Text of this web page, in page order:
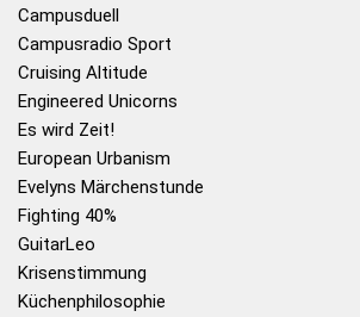
Campusduell
Campusradio Sport
Cruising Altitude
Engineered Unicorns
Es wird Zeit!
European Urbanism
Evelyns Märchenstunde
Fighting 40%
GuitarLeo
Krisenstimmung
Küchenphilosophie